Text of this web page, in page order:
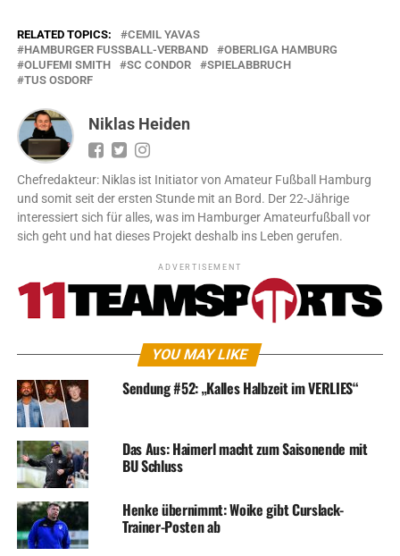
RELATED TOPICS:
CEMIL YAVAS
HAMBURGER FUSSBALL-VERBAND
OBERLIGA HAMBURG
OLUFEMI SMITH
SC CONDOR
SPIELABBRUCH
TUS OSDORF
Niklas Heiden
Chefredakteur: Niklas ist Initiator von Amateur Fußball Hamburg
und somit seit der ersten Stunde mit an Bord. Der 22-Jährige
interessiert sich für alles, was im Hamburger Amateurfußball vor
sich geht und hat dieses Projekt deshalb ins Leben gerufen.
ADVERTISEMENT
YOU MAY LIKE
Sendung #52: „Kalles Halbzeit im VERLIES“
Das Aus: Haimerl macht zum Saisonende mit
BU Schluss
Henke übernimmt: Woike gibt Curslack-
Trainer-Posten ab